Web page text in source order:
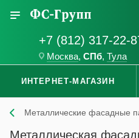
+7 (812) 317-22-
Москва, СПб, Тула
ИНТЕРНЕТ-МАГАЗИН
Металлические фасадные
Металлическая